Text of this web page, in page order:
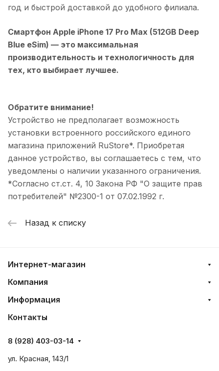
год и быстрой доставкой до удобного филиала.
Смартфон Apple iPhone 17 Pro Max (512GB Deep
Blue eSim) — это максимальная
производительность и технологичность для
тех, кто выбирает лучшее.
Обратите внимание!
Устройство не предполагает возможность
установки встроенного российского единого
магазина приложений RuStore*. Приобретая
данное устройство, вы соглашаетесь с тем, что
уведомлены о наличии указанного ограничения.
*Согласно ст.ст. 4, 10 Закона РФ "О защите прав
потребителей" №2300-1 от 07.02.1992 г.
Назад к списку
Интернет-магазин
Компания
Информация
Контакты
8 (928) 403-03-14
ул. Красная, 143/1